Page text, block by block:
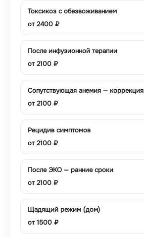
Токсикоз с обезвоживанием
от2400 ₽
После инфузионной терапии
от2100 ₽
Сопутствующая анемия — коррекция
от2100 ₽
Рецидив симптомов
от2100 ₽
После ЭКО — ранние сроки
от2100 ₽
Щадящий режим (дом)
от1500 ₽